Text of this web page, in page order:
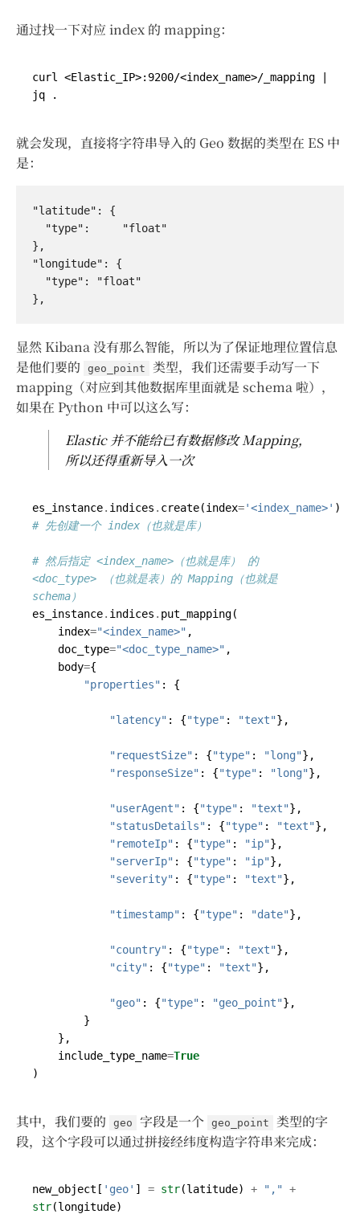
通过找一下对应 index 的 mapping：
curl <Elastic_IP>:9200/<index_name>/_mapping
就会发现，直接将字符串导入的 Geo 数据的类型在 ES 中
是：
"latitude": {
},
"longitude": {
显然 Kibana 没有那么智能，所以为了保证地理位置信息
是他们要的
geo_point
类型，我们还需要手动写一下
mapping（对应到其他数据库里面就是 schema 啦），
如果在 Python 中可以这么写：
Elastic 并不能给已有数据修改 Mapping，
所以还得重新导入一次
es_instance. indices . create(index='<index_name>' )
# 先创建一个 index（也就是库）
# 然后指定 <index_name>（也就是库） 的
<doc_type> （也就是表）的 Mapping（也就是
schema）
es_instance. indices . put_mapping(
index="<index_name>" ,
doc_type="<doc_type_name>" ,
body={
"properties" : {
"latency" : {"type" : "text"},
"requestSize" : {"type" : "long"},
"responseSize" : {"type" : "long"},
"userAgent" : {"type" : "text"},
"statusDetails" : {"type" : "text"},
"remoteIp" : {"type" : "ip"},
"serverIp" : {"type" : "ip"},
"severity" : {"type" : "text"},
"timestamp" : {"type" : "date"},
"country" : {"type" : "text"},
"city" : {"type" : "text"},
"geo" : {"type" : "geo_point"},
}
},
include_type_name=True
)
其中，我们要的 geo 字段是一个 geo_point
类型的字
段，这个字段可以通过拼接经纬度构造字符串来完成：
new_object [ 'geo' ] = str(latitude) + "," +
str(longitude)